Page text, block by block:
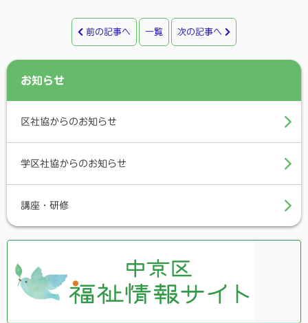
b
o
t
e
r
前の記事へ 一覧 次の記事へ
お知らせ
区社協からのお知らせ
学区社協からのお知らせ
講座・研修